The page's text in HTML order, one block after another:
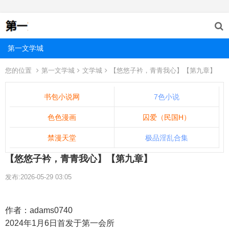
第一文学城
您的位置 第一文学城 文学城 【悠悠子衿，青青我心】【第九章】
书包小说网 7色小说
色色漫画 囚爱（民国H）
禁漫天堂 极品淫乱合集
【悠悠子衿，青青我心】【第九章】
发布:2026-05-29 03:05
作者：adams0740
2024年1月6日首发于第一会所